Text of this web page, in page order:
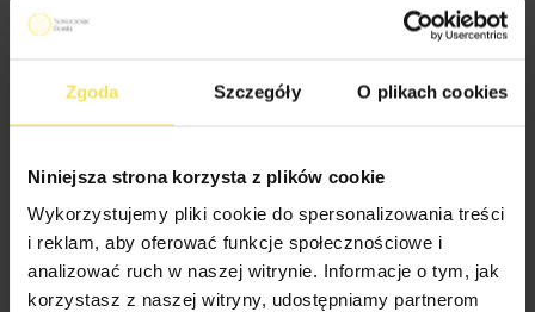
Zgoda Szczegóły O plikach cookies
Niniejsza strona korzysta z plików cookie
Wykorzystujemy pliki cookie do spersonalizowania treści
i reklam, aby oferować funkcje społecznościowe i
analizować ruch w naszej witrynie. Informacje o tym, jak
korzystasz z naszej witryny, udostępniamy partnerom
pokolenia.
Gwarancja bezpiecznego zakupu
Bezpieczeństwo transakcji - sprawdź
Domek ogrodowy Genewa to idealne rozwiązanie dla osób,